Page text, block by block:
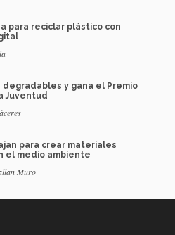
para reciclar plástico con
degradables y gana el Premio
Juventud
para crear materiales
el medio ambiente
Muro